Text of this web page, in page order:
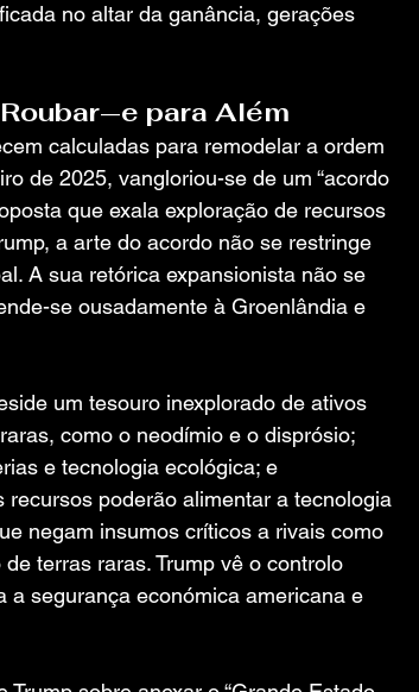
no altar da ganância, gerações
para Além
calculadas para remodelar a ordem
de 2025, vangloriou-se de um “acordo
que exala exploração de recursos
a arte do acordo não se restringe
A sua retórica expansionista não se
se ousadamente à Groenlândia e
um tesouro inexplorado de ativos
como o neodímio e o disprósio;
e tecnologia ecológica; e
poderão alimentar a tecnologia
negam insumos críticos a rivais como
terras raras. Trump vê o controlo
a segurança económica americana e